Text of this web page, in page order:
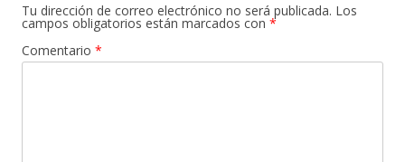
Tu dirección de correo electrónico no será publicada. Los
campos obligatorios están marcados con *
Comentario *